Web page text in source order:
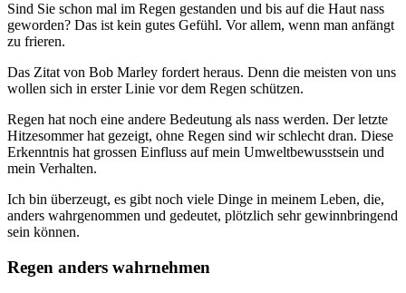
Sind Sie schon mal im Regen gestanden und bis auf die Haut nass
geworden? Das ist kein gutes Gefühl. Vor allem, wenn man anfängt
zu frieren.
Das Zitat von Bob Marley fordert heraus. Denn die meisten von uns
wollen sich in erster Linie vor dem Regen schützen.
Regen hat noch eine andere Bedeutung als nass werden. Der letzte
Hitzesommer hat gezeigt, ohne Regen sind wir schlecht dran. Diese
Erkenntnis hat grossen Einfluss auf mein Umweltbewusstsein und
mein Verhalten.
Ich bin überzeugt, es gibt noch viele Dinge in meinem Leben, die,
anders wahrgenommen und gedeutet, plötzlich sehr gewinnbringend
sein können.
Regen anders wahrnehmen